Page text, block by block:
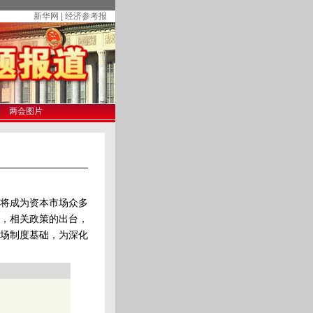
新华网 | 经济参考报
两会图片
成为资本市场众多
相关政策的出台，
制度基础，为深化